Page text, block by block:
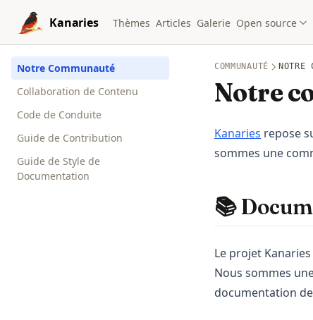
Skip to content
Kanaries
Thèmes Articles Galerie Open source
Notre Communauté
Collaboration de Contenu
Code de Conduite
Guide de Contribution
Guide de Style de
Documentation
COMMUNAUTÉ NOTRE
Notre
Kanaries (opens
repose
sommes une
📚
Le projet
Nous sommes
documentation